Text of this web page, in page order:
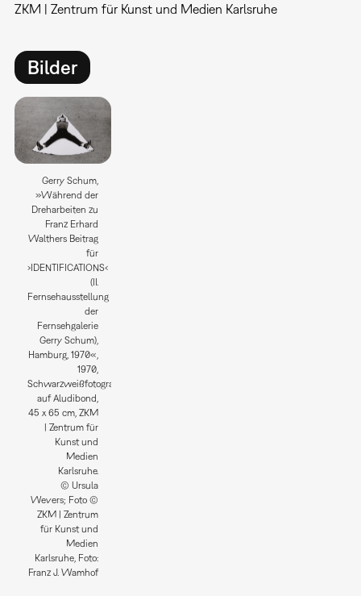
ZKM | Zentrum für Kunst und Medien Karlsruhe
Bilder
Gerry Schum,
»Während der
Dreharbeiten zu
Franz Erhard
Walthers Beitrag
für
›IDENTIFICATIONS‹
(II.
Fernsehausstellung
der
Fernsehgalerie
Gerry Schum),
Hamburg, 1970«,
1970,
Schwarzweißfotografie
auf Aludibond,
45 x 65 cm, ZKM
| Zentrum für
Kunst und
Medien
Karlsruhe.
© Ursula
Wevers; Foto ©
ZKM | Zentrum
für Kunst und
Medien
Karlsruhe, Foto:
Franz J. Wamhof